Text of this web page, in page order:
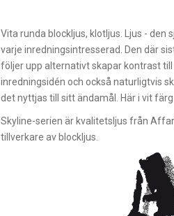
Vita runda blockljus, klotljus. Ljus - den
varje inredningsintresserad. Den där
följer upp alternativt skapar kontrast
inredningsidén och också naturligtvis
det nyttjas till sitt ändamål. Här i vit
Skyline-serien är kvalitetsljus från
tillverkare av blockljus.